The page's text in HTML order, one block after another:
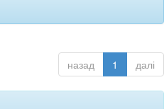
назад 1 далі